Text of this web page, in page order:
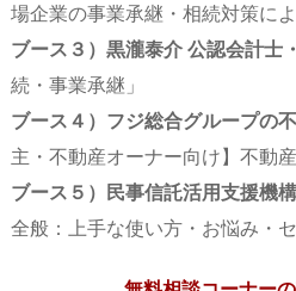
場企業の事業承継・相続対策に
ブース３）黒瀧泰介 公認会計士
続・事業承継」
ブース４）フジ総合グループの
主・不動産オーナー向け】不動産
ブース５）民事信託活用支援機
全般：上手な使い方・お悩み・